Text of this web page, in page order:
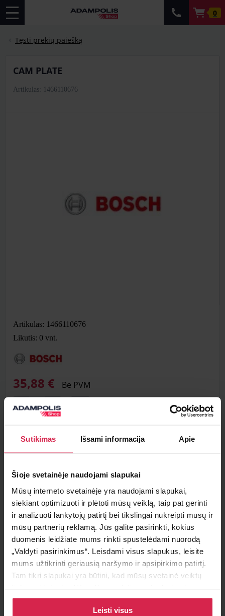
Sutikimas Išsami informacija Apie
Šioje svetainėje naudojami slapukai
Mūsų interneto svetainėje yra naudojami slapukai,
siekiant optimizuoti ir plėtoti mūsų veiklą, taip pat gerinti
ir analizuoti lankytojų patirtį bei tikslingai nukreipti mūsų ir
mūsų partnerių reklamą. Jūs galite pasirinkti, kokius
duomenis leidžiate mums rinkti spustelėdami nuorodą
„Valdyti pasirinkimus“. Leisdami visus slapukus, leisite
mums užtikrinti geriausią naršymo ir apsipirkimo patirtį.
Tam tikri slapukai yra būtini, kad mūsų svetainė veiktų
Daugiau informacijos apie slapukus ir kaip mes juos
naudojame galite rasti mūsų slapukų politikoje, taip pat
Leisti visus
0
Tęsti prekių paiešką
CAM PLATE
Artikulas: 1466110676
Artikulas: 1466110676
Likutis: 0 vnt.
35,88 € Be PVM
Į krepšelį
Pakuotės informacija 1 vnt.
Teirautis apie prekę
Radai pigiau ?
Pristatymo sąlygos
Atsiėmimas parduotuvėje
Paruoštus užsakymus galite atsiimti pasirinktame